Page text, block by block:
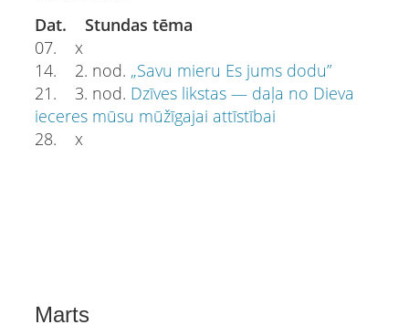
Dat. Stundas tēma
07. x
14. 2. nod. „Savu mieru Es jums dodu”
21. 3. nod. Dzīves likstas — daļa no Dieva
ieceres mūsu mūžīgajai attīstībai
28. x
Marts